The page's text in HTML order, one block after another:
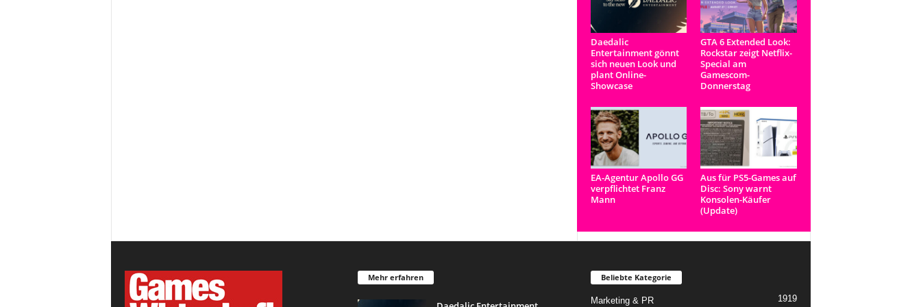
Daedalic
Entertainment gönnt
sich neuen Look und
plant Online-
Showcase
GTA 6 Extended Look:
Rockstar zeigt Netflix-
Special am
Gamescom-
Donnerstag
EA-Agentur Apollo GG
verpflichtet Franz
Mann
Aus für PS5-Games auf
Disc: Sony warnt
Konsolen-Käufer
(Update)
Mehr erfahren Beliebte Kategorie
Marketing & PR 1919